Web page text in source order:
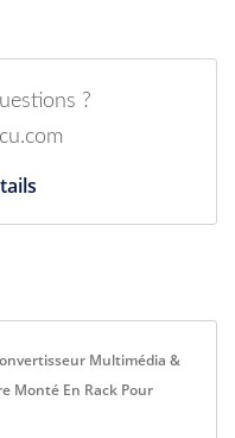
?
Multimédia &
Monté En Rack Pour